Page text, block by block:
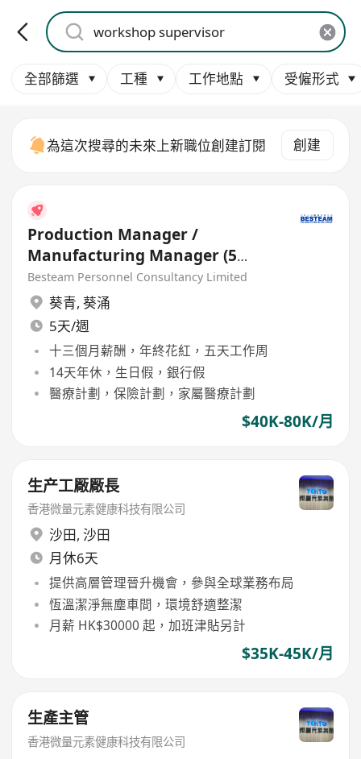
全部篩選 工種 工作地點 受僱形式
為這次搜尋的未來上新職位創建訂閱 創建
Production Manager /
Manufacturing Manager (5
days)
Besteam Personnel Consultancy Limited
葵青, 葵涌
5天/週
十三個月薪酬，年終花紅，五天工作周
14天年休，生日假，銀行假
醫療計劃，保險計劃，家屬醫療計劃
$40K-80K/月
生产工厰厰長
香港微量元素健康科技有限公司
沙田, 沙田
月休6天
提供高層管理晉升機會，參與全球業務布局
恆溫潔淨無塵車間，環境舒適整潔
月薪 HK$30000 起，加班津貼另計
$35K-45K/月
生產主管
香港微量元素健康科技有限公司